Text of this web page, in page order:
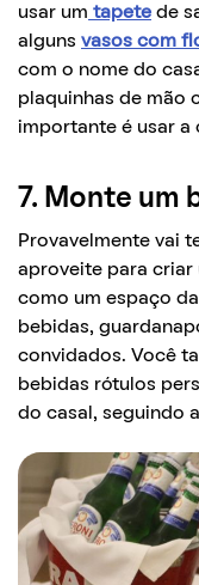
usar um tapete de
alguns vasos com
com o nome do
plaquinhas de mão
importante é usar a
7. Monte um
Provavelmente vai
aproveite para criar
como um espaço
bebidas,
convidados. Você
bebidas rótulos
do casal, seguindo